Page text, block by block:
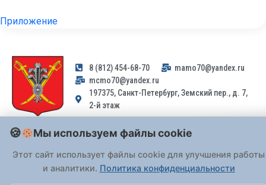
Приложение
8 (812) 454-68-70
mamo70@yandex.ru
mcmo70@yandex.ru
197375, Санкт-Петербург, Земский пер., д. 7,
2-й этаж
Заявления и обращения граждан и организаций, поступившие на
Федерального закона от 02.05.2006 № 59-ФЗ. Обращения
принимаются только: по почте, черезпортал «Госуслуги» (ЕПГУ)
Мы используем файлы cookie
Этот сайт использует файлы cookie для улучшения работы
и аналитики. Политика конфиденциальности